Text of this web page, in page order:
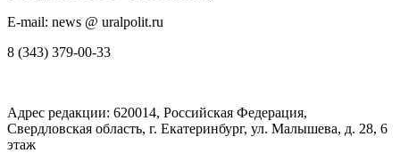
E-mail: news @ uralpolit.ru
8 (343) 379-00-33
Адрес редакции: 620014, Российская Федерация,
Свердловская область, г. Екатеринбург, ул. Малышева, д. 28, 6
этаж